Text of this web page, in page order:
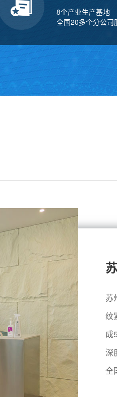
8个产业生产基地
全国20多个分公司
苏
纹
成
深
全